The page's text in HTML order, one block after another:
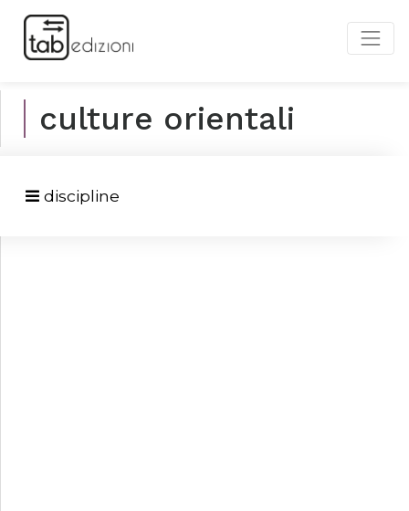
culture orientali
discipline